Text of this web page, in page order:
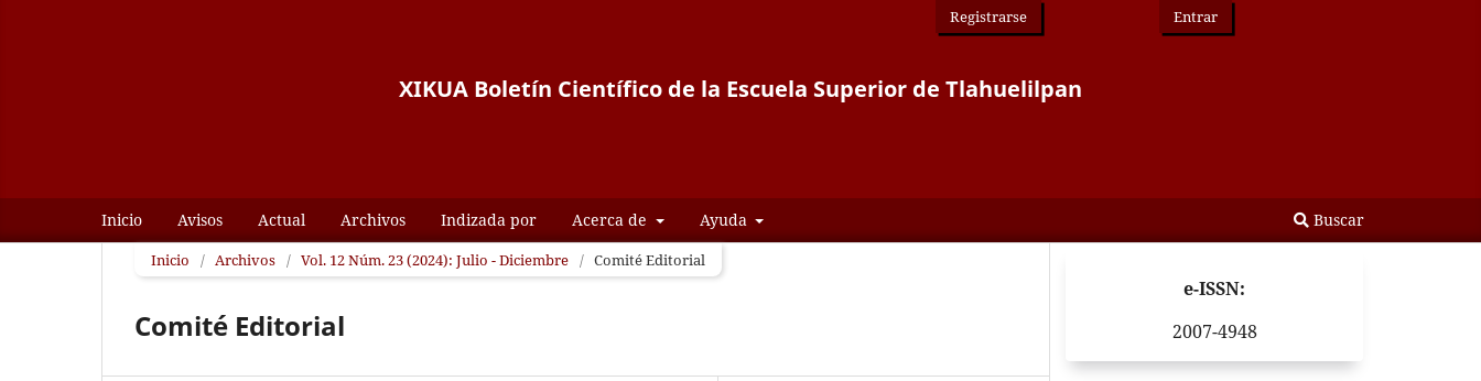
XIKUA Boletín Científico de la Escuela Superior de Tlahuelilpan
Inicio Avisos Actual Archivos Indizada por Acerca de Ayuda Buscar
Registrarse Entrar
Inicio / Archivos / Vol. 12 Núm. 23 (2024): Julio - Diciembre / Comité Editorial
Comité Editorial
e-ISSN:
2007-4948